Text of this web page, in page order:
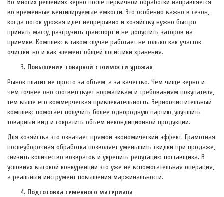
Во многих решениях зерно после первичной обработки направляется
во временные вентилируемые емкости. Это особенно важно в сезон,
когда поток урожая идет непрерывно и хозяйству нужно быстро
принять массу, разгрузить транспорт и не допустить заторов на
приемке. Комплекс в таком случае работает не только как участок
очистки, но и как элемент общей логистики хранения.
Повышение товарной стоимости урожая
Рынок платит не просто за объем, а за качество. Чем чище зерно и
чем точнее оно соответствует нормативам и требованиям покупателя,
тем выше его коммерческая привлекательность. Зерноочистительный
комплекс помогает получить более однородную партию, улучшить
товарный вид и сократить объем некондиционной продукции.
Для хозяйства это означает прямой экономический эффект. Грамотная
послеуборочная обработка позволяет уменьшить скидки при продаже,
снизить количество возвратов и укрепить репутацию поставщика. В
условиях высокой конкуренции это уже не вспомогательная операция,
а реальный инструмент повышения маржинальности.
Подготовка семенного материала